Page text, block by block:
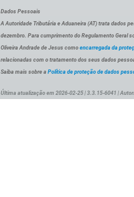
Dados Pessoais
A Autoridade Tributária e Aduaneira (AT) trata dados
dezembro. Para cumprimento do Regulamento Geral
Oliveira Andrade de Jesus como encarregada da
relacionadas com o tratamento dos seus dados
Saiba mais sobre a Política de proteção de dados
Última atualização em 2026-02-25 | 3.3.15-6041 |